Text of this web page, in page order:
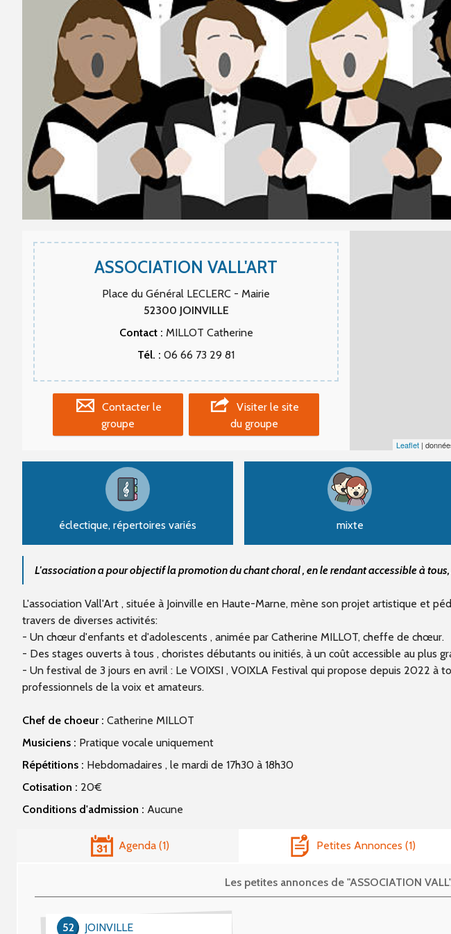
ASSOCIATION VALL'ART
Place du Général LECLERC - Mairie
52300 JOINVILLE
Contact : MILLOT Catherine
Tél. : 06 66 73 29 81
Contacter le
groupe
Visiter le site
du groupe
Leaflet |
éclectique, répertoires variés mixte
L'association a pour objectif la promotion du chant choral , en le rendant accessible à
L'association Vall'Art , située à Joinville en Haute-Marne, mène son projet artistique et
travers de diverses activités:
- Un chœur d'enfants et d'adolescents , animée par Catherine MILLOT, cheffe de chœur.
- Des stages ouverts à tous , choristes débutants ou initiés, à un coût accessible au plus
- Un festival de 3 jours en avril : Le VOIXSI , VOIXLA Festival qui propose depuis 2022
professionnels de la voix et amateurs.
Chef de choeur : Catherine MILLOT
Musiciens : Pratique vocale uniquement
Répétitions : Hebdomadaires , le mardi de 17h30 à 18h30
Cotisation : 20€
Conditions d'admission : Aucune
Agenda 1 Petites Annonces 1
Les petites annonces de "ASSOCIATION
JOINVILLE
52